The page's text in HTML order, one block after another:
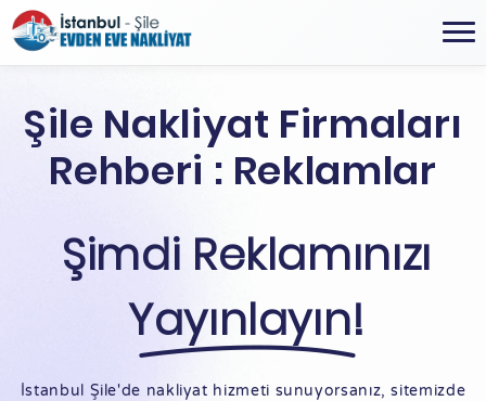
Şile Nakliyat Firmaları
Rehberi : Reklamlar
Şimdi Reklamınızı
Yayınlayın!
İstanbul Şile'de nakliyat hizmeti sunuyorsanız, sitemizde